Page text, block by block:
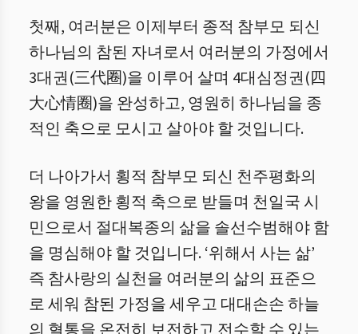
첫째, 여러분은 이제부터 종적 참부모 되신
하나님의 참된 자녀로서 여러분의 가정에서
3대권(三代圈)을 이루어 살며 4대심정권(四
大心情圈)을 완성하고, 영원히 하나님을 종
적인 축으로 모시고 살아야 할 것입니다.
더 나아가서 횡적 참부모 되신 천주평화의
왕을 영원한 횡적 축으로 받들며 천일국 시
민으로서 절대복종의 삶을 솔선수범해야 함
을 명심해야 할 것입니다. ‘위해서 사는 삶’
즉 참사랑의 실천을 여러분의 삶의 표준으
로 세워 참된 가정을 세우고 대대손손 하늘